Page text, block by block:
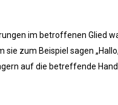
im betroffenen Glied
zum Beispiel sagen
auf die betreffende